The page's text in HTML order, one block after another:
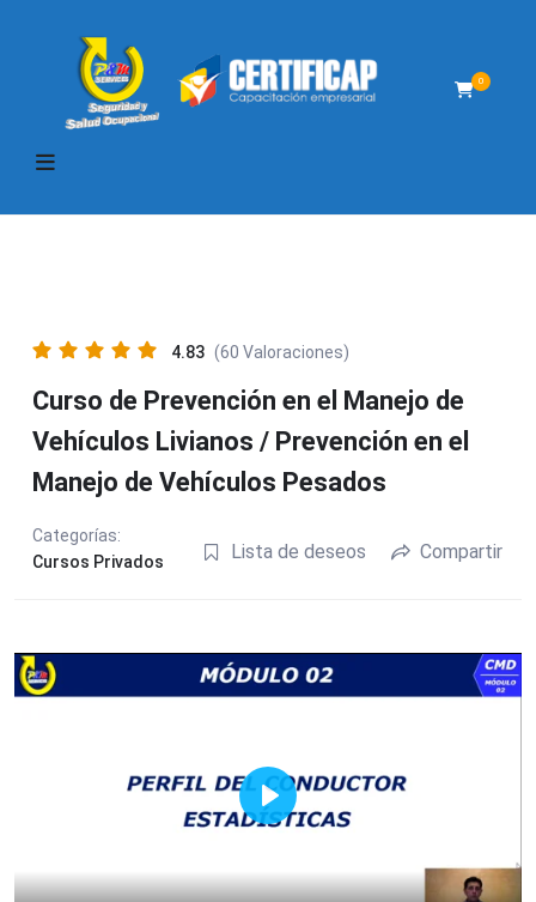
0
4.83 (60 Valoraciones)
Curso de Prevención en el Manejo de
Vehículos Livianos / Prevención en el
Manejo de Vehículos Pesados
Categorías:
Cursos Privados
Lista de deseos Compartir
Play